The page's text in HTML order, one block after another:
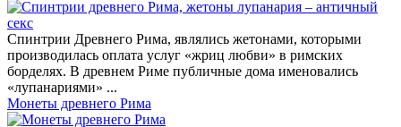
Спинтрии Древнего Рима, являлись жетонами, которыми
производилась оплата услуг «жриц любви» в римских
борделях. В древнем Риме публичные дома именовались
«лупанариями» ...
Монеты древнего Рима